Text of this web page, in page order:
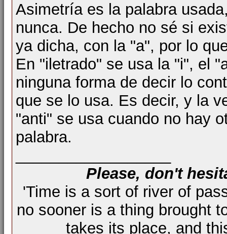
Asimetría es la palabra
nunca. De hecho no sé si
ya dicha, con la "a", por lo
En "iletrado" se usa la "i", el
ninguna forma de decir lo
que se lo usa. Es decir, y la
"anti" se usa cuando no hay
palabra.
Please, don't
'Time is a sort of river of
no sooner is a thing brought
takes its place, and